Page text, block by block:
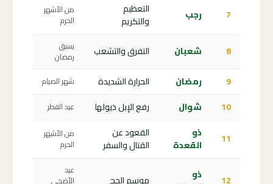
7
رجب
التعظيم
والتكريم
من الأشهر
الحرم
8 شعبان التفرق والتشعب يسبق
رمضان
9 رمضان الحرارة الشديدة شهر الصيام
10 شوال رفع الإبل ذيولها عيد الفطر
11
ذو
القعدة
القعود عن
القتال والسفر
من الأشهر
الحرم
12
ذو
موسم الحج
عيد
الأضحى